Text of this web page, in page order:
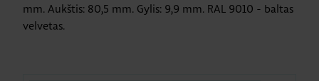
mm. Aukštis: 80,5 mm. Gylis: 9,9 mm. RAL 9010 - baltas
velvetas.